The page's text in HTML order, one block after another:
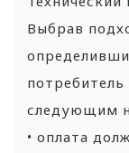
Выбрав
следующим
• оплата